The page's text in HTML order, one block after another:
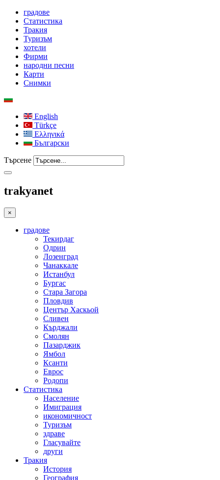
градове
Статистика
Тракия
Туризъм
хотели
Фирми
народни песни
Карти
Снимки
English
Türkçe
Ελληνικά
Български
Търсене
trakyanet
×
градове
Текирдаг
Одрин
Лозенград
Чанаккале
Истанбул
Бургас
Стара Загора
Пловдив
Център Хаскьой
Сливен
Кърджали
Смолян
Пазарджик
Ямбол
Ксанти
Еврос
Родопи
Статистика
Население
Имиграция
икономичност
Туризъм
здраве
Гласувайте
други
Тракия
История
География